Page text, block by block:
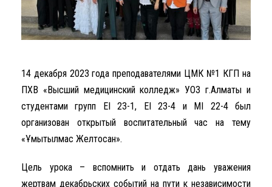
14 декабря 2023 года преподавателями ЦМК №1 КГП на
ПХВ «Высший медицинский колледж» УОЗ г.Алматы и
студентами групп ЕІ 23-1, ЕІ 23-4 и МІ 22-4 был
организован открытый воспитательный час на тему
«Ұмытылмас Желтоқсан».
Цель урока – вспомнить и отдать дань уважения
жертвам декабрьских событий на пути к независимости